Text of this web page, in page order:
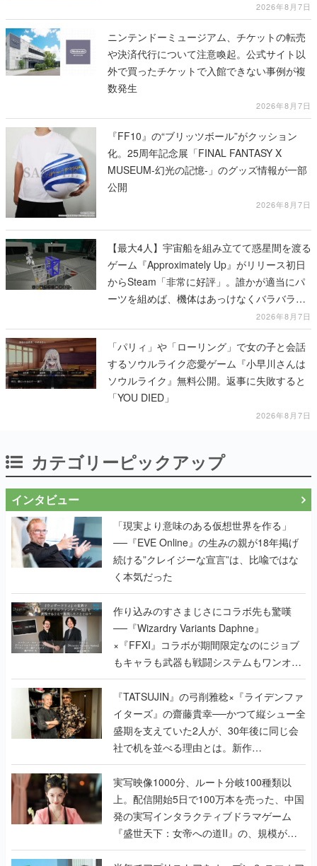
2026年8月7日
ニンテンドーミュージアム、チケットの転売
や決済代行について注意喚起。公式サイト以
外で買ったチケットで入館できない事例が複
数発生
2026年8月7日
『FF10』の“ブリッツボール”がクッション
化。25周年記念展「FINAL FANTASY X
MUSEUM-幻光の記憶-」のグッズ情報が一部
公開
2026年8月7日
【最大4人】宇宙船を組み立てて惑星間を渡る
ゲーム『Approximately Up』がリリース初日
からSteam「非常に好評」。誰かが適当にパ
ーツを組めば、機体はあっけなくバラバラに
2026年8月7日
「パリィ」や「ローリング」で女の子と会話
するソウルライク恋愛ゲーム『小早川さんは
ソウルライク』無料公開。返事に失敗すると
「YOU DIED」
2026年8月7日
カテゴリーピックアップ
インタビュー
「現実より意味のある仮想世界を作る」
──『EVE Online』の生みの親が18年掲げ
続ける”クレイジーな宣言”は、比喩ではな
く本気だった
作り込みのすさまじさにコラボ先も驚嘆
──『Wizardry Variants Daphne』
×『FFXI』コラボが期間限定なのにジョブ
もキャラも武器も戦闘システムもワンオフ
で作り込まれた理由を両ディレクターに聞
く
『TATSUJIN』の弓削雅稔×『ライデンファ
イターズ』の齋藤貴幸──かつて縦シュー全
盛期を支えていた2人が、30年後に同じ会
社で机を並べる理由とは。新作
『TATSUJIN EXTREME』で初タッグを組
んだレジェンド2人に訊く開発秘話
実写映像1000分、ルート分岐100種類以
上。配信開始5日で100万本を売った、中国
発の実写インタラクティブドラマゲーム
『盛世天下：女帝への道II』の、規模が違
うこだわりをプロデューサーに聞いた